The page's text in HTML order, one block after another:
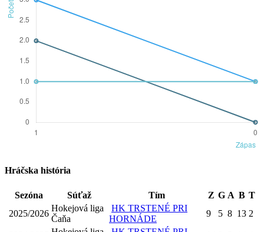
Hráčska história
Sezóna Súťaž Tím Z G A B T
2025/2026
Hokejová liga
Čaňa
HK TRSTENÉ PRI
HORNÁDE
9 5 8 13 2